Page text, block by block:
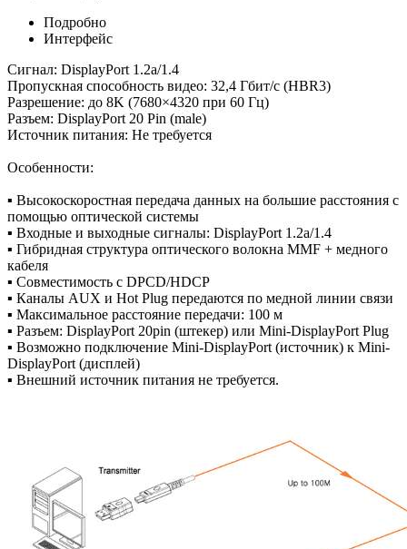
Подробно
Интерфейс
Сигнал: DisplayPort 1.2a/1.4
Пропускная способность видео: 32,4 Гбит/с (HBR3)
Разрешение: до 8K (7680×4320 при 60 Гц)
Разъем: DisplayPort 20 Pin (male)
Источник питания: Не требуется
Особенности:
▪ Высокоскоростная передача данных на большие расстояния с
помощью оптической системы
▪ Входные и выходные сигналы: DisplayPort 1.2a/1.4
▪ Гибридная структура оптического волокна MMF + медного
кабеля
▪ Совместимость с DPCD/HDCP
▪ Каналы AUX и Hot Plug передаются по медной линии связи
▪ Максимальное расстояние передачи: 100 м
▪ Разъем: DisplayPort 20pin (штекер) или Mini-DisplayPort Plug
▪ Возможно подключение Mini-DisplayPort (источник) к Mini-
DisplayPort (дисплей)
▪ Внешний источник питания не требуется.